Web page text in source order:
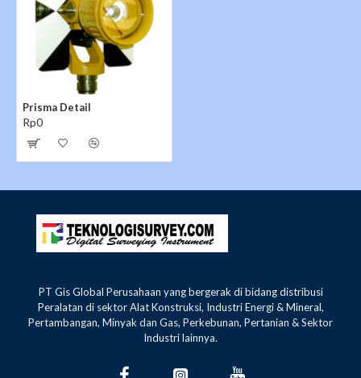
Prisma Detail
Rp0
PT Gis Global Perusahaan yang bergerak di bidang distribusi
Peralatan di sektor Alat Konstruksi, Industri Energi & Mineral,
Pertambangan, Minyak dan Gas, Perkebunan, Pertanian & Sektor
Industri lainnya.